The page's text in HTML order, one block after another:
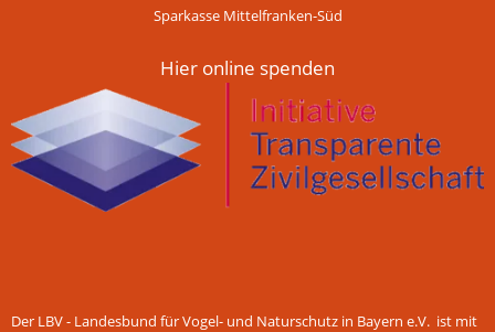
Sparkasse Mittelfranken-Süd
Hier online spenden
Der LBV - Landesbund für Vogel- und Naturschutz in Bayern e.V. ist mit